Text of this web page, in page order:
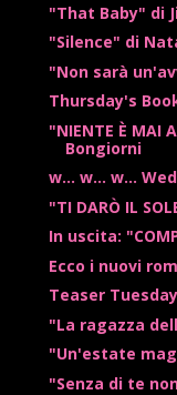
"That Baby" di
"Silence" di
"Non sarà
Thursday's
"NIENTE È MAI
Bongiorni
w... w... w...
"TI DARÒ IL
In uscita:
Ecco i nuovi
Teaser
"La ragazza
"Un'estate
"Senza di te